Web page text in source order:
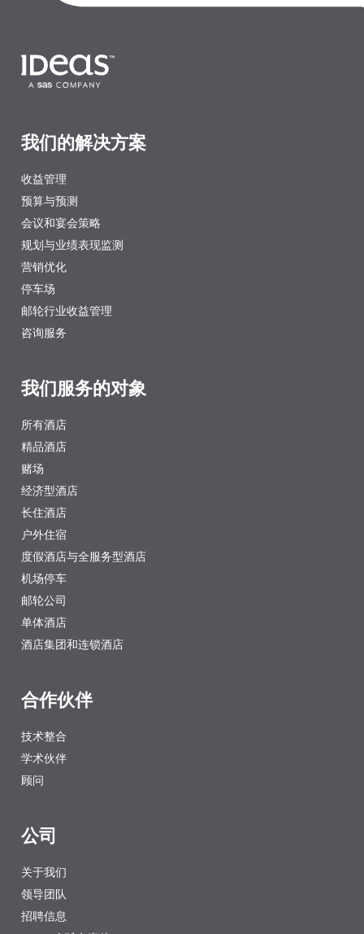
我们的解决方案
收益管理
预算与预测
会议和宴会策略
规划与业绩表现监测
营销优化
停车场
邮轮行业收益管理
咨询服务
我们服务的对象
所有酒店
精品酒店
赌场
经济型酒店
长住酒店
户外住宿
度假酒店与全服务型酒店
机场停车
邮轮公司
单体酒店
酒店集团和连锁酒店
公司
关于我们
领导团队
招聘信息
合作伙伴
技术整合
学术伙伴
顾问